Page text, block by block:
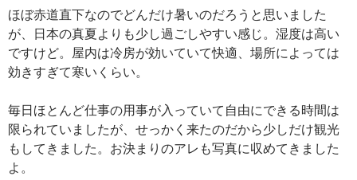
ほぼ赤道直下なのでどんだけ暑いのだろうと思いました
が、日本の真夏よりも少し過ごしやすい感じ。湿度は高い
ですけど。屋内は冷房が効いていて快適、場所によっては
効きすぎて寒いくらい。
毎日ほとんど仕事の用事が入っていて自由にできる時間は
限られていましたが、せっかく来たのだから少しだけ観光
もしてきました。お決まりのアレも写真に収めてきました
よ。